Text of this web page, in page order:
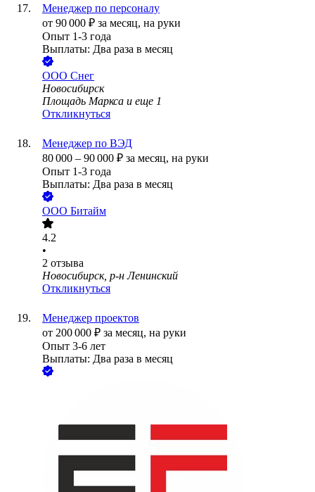
Менеджер по персоналу
от 90 000 ₽ за месяц, на руки
Опыт 1-3 года
Выплаты: Два раза в месяц
ООО Снег
Новосибирск
Площадь Маркса и еще 1
Откликнуться
Менеджер по ВЭД
80 000 – 90 000 ₽ за месяц, на руки
Опыт 1-3 года
Выплаты: Два раза в месяц
ООО Битайм
4.2
•
2 отзыва
Новосибирск, р-н Ленинский
Откликнуться
Менеджер проектов
от 200 000 ₽ за месяц, на руки
Опыт 3-6 лет
Выплаты: Два раза в месяц